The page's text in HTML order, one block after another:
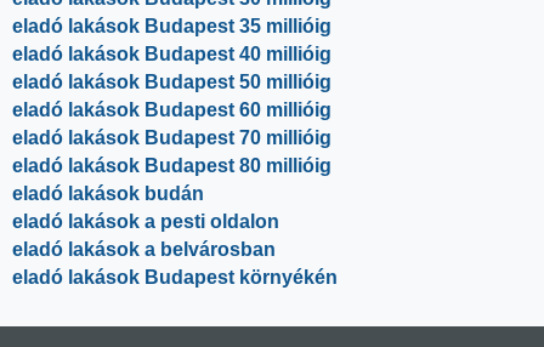
eladó lakások Budapest 35 millióig
eladó lakások Budapest 40 millióig
eladó lakások Budapest 50 millióig
eladó lakások Budapest 60 millióig
eladó lakások Budapest 70 millióig
eladó lakások Budapest 80 millióig
eladó lakások budán
eladó lakások a pesti oldalon
eladó lakások a belvárosban
eladó lakások Budapest környékén